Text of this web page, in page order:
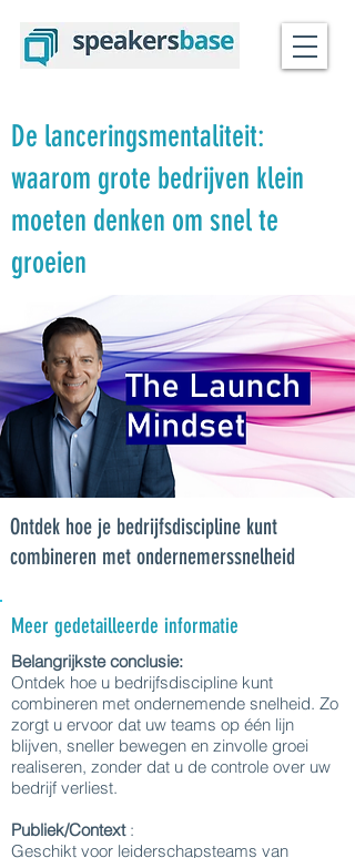
De lanceringsmentaliteit:
waarom grote bedrijven klein
moeten denken om snel te
groeien
Ontdek hoe je bedrijfsdiscipline kunt
combineren met ondernemerssnelheid
Meer gedetailleerde informatie
Belangrijkste conclusie:
Ontdek hoe u bedrijfsdiscipline kunt
combineren met ondernemende snelheid. Zo
zorgt u ervoor dat uw teams op één lijn
blijven, sneller bewegen en zinvolle groei
realiseren, zonder dat u de controle over uw
bedrijf verliest.
Publiek/Context:
Geschikt voor leiderschapsteams van